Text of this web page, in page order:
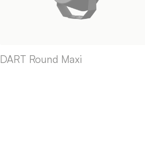
DART Round Maxi